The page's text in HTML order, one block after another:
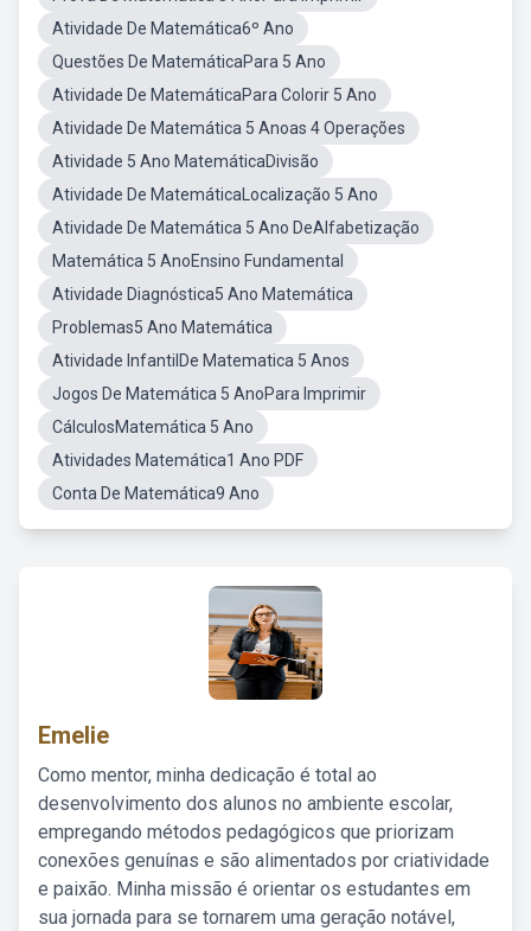
Atividade De Matemática6º Ano
Questões De MatemáticaPara 5 Ano
Atividade De MatemáticaPara Colorir 5 Ano
Atividade De Matemática 5 Anoas 4 Operações
Atividade 5 Ano MatemáticaDivisão
Atividade De MatemáticaLocalização 5 Ano
Atividade De Matemática 5 Ano DeAlfabetização
Matemática 5 AnoEnsino Fundamental
Atividade Diagnóstica5 Ano Matemática
Problemas5 Ano Matemática
Atividade InfantilDe Matematica 5 Anos
Jogos De Matemática 5 AnoPara Imprimir
CálculosMatemática 5 Ano
Atividades Matemática1 Ano PDF
Conta De Matemática9 Ano
Emelie
Como mentor, minha dedicação é total ao
desenvolvimento dos alunos no ambiente escolar,
empregando métodos pedagógicos que priorizam
conexões genuínas e são alimentados por criatividade
e paixão. Minha missão é orientar os estudantes em
sua jornada para se tornarem uma geração notável,